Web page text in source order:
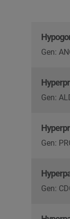
Gen:
Gen:
Gen:
Gen: